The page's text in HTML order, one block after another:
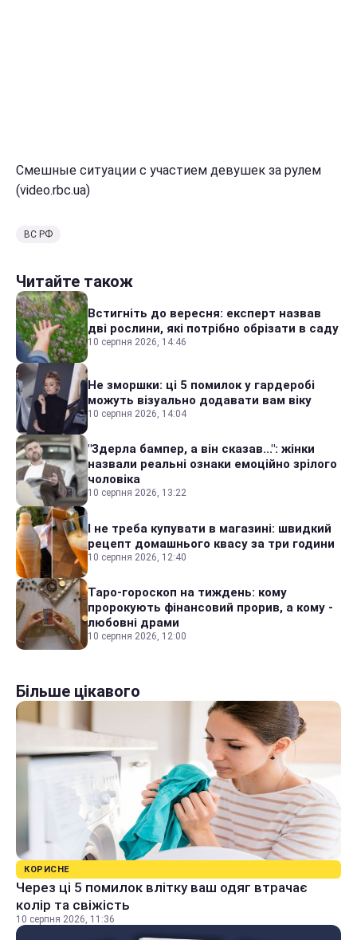
Смешные ситуации с участием девушек за рулем
(video.rbc.ua)
ВС РФ
Читайте також
Встигніть до вересня: експерт назвав
дві рослини, які потрібно обрізати в саду
10 серпня 2026, 14:46
Не зморшки: ці 5 помилок у гардеробі
можуть візуально додавати вам віку
10 серпня 2026, 14:04
"Здерла бампер, а він сказав...": жінки
назвали реальні ознаки емоційно зрілого
чоловіка
10 серпня 2026, 13:22
І не треба купувати в магазині: швидкий
рецепт домашнього квасу за три години
10 серпня 2026, 12:40
Таро-гороскоп на тиждень: кому
пророкують фінансовий прорив, а кому -
любовні драми
10 серпня 2026, 12:00
Більше цікавого
КОРИСНЕ
Через ці 5 помилок влітку ваш одяг втрачає
колір та свіжість
10 серпня 2026, 11:36